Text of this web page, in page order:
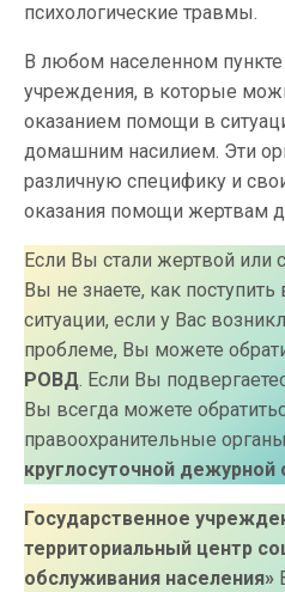
психологические травмы.
В любом населенном пункте
учреждения, в которые
оказанием помощи в
домашним насилием. Эти
различную специфику и
оказания помощи жертвам
Если Вы стали жертвой или
Вы не знаете, как
ситуации, если у Вас
проблеме, Вы можете
РОВД. Если Вы
Вы всегда можете
правоохранительные
круглосуточной дежурной
Государственное
территориальный центр
обслуживания населения»